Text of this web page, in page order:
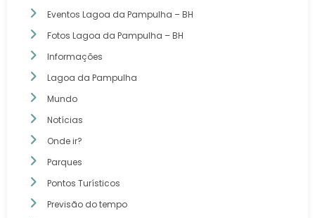
Eventos Lagoa da Pampulha – BH
Fotos Lagoa da Pampulha – BH
Informações
Lagoa da Pampulha
Mundo
Notícias
Onde ir?
Parques
Pontos Turísticos
Previsão do tempo